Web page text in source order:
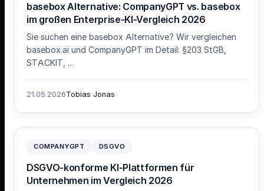
basebox Alternative: CompanyGPT vs. basebox
im großen Enterprise-KI-Vergleich 2026
Sie suchen eine basebox Alternative? Wir vergleichen
basebox.ai und CompanyGPT im Detail: §203 StGB,
STACKIT, …
21.05.2026Tobias Jonas
COMPANYGPT DSGVO
DSGVO-konforme KI-Plattformen für
Unternehmen im Vergleich 2026